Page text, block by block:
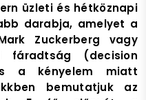
üzleti és hétköznapi
darabja, amelyet a
Zuckerberg vagy
(decision
a kényelem miatt
bemutatjuk az